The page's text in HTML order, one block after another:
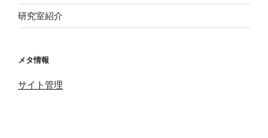
研究室紹介
メタ情報
サイト管理